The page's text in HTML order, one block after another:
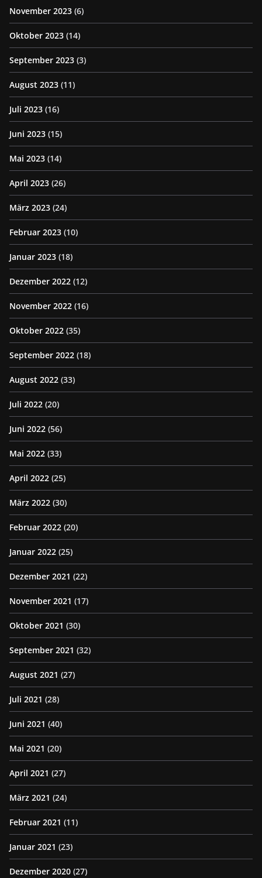
November 2023 (6)
Oktober 2023 (14)
September 2023 (3)
August 2023 (11)
Juli 2023 (16)
Juni 2023 (15)
Mai 2023 (14)
April 2023 (26)
März 2023 (24)
Februar 2023 (10)
Januar 2023 (18)
Dezember 2022 (12)
November 2022 (16)
Oktober 2022 (35)
September 2022 (18)
August 2022 (33)
Juli 2022 (20)
Juni 2022 (56)
Mai 2022 (33)
April 2022 (25)
März 2022 (30)
Februar 2022 (20)
Januar 2022 (25)
Dezember 2021 (22)
November 2021 (17)
Oktober 2021 (30)
September 2021 (32)
August 2021 (27)
Juli 2021 (28)
Juni 2021 (40)
Mai 2021 (20)
April 2021 (27)
März 2021 (24)
Februar 2021 (11)
Januar 2021 (23)
Dezember 2020 (27)